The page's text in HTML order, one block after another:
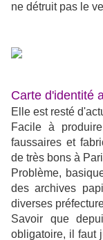
ne détruit pas le
Carte d'identité
Elle est resté
Facile à
faussaires et
de très bons à
Problème,
des archives
diverses
Savoir que
obligatoire, il faut